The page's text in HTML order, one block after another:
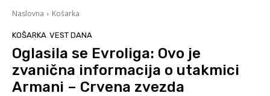
Naslovna Košarka
KOŠARKA VEST DANA
Oglasila se Evroliga: Ovo je
zvanična informacija o utakmici
Armani – Crvena zvezda